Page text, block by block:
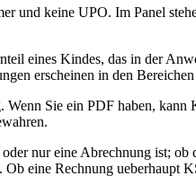
und keine UPO. Im Panel
eines Kindes, das in der
erscheinen in den
Sie ein PDF haben, kann
nur eine Abrechnung ist;
eine Rechnung ueberhaupt